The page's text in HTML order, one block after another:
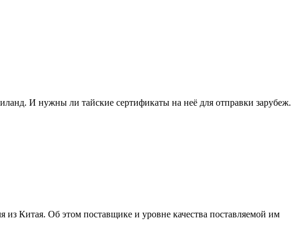
И нужны ли тайские сертификаты на неё для отправки зарубеж.
из Китая. Об этом поставщике и уровне качества поставляемой им